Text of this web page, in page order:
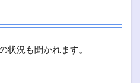
状況も聞かれます。